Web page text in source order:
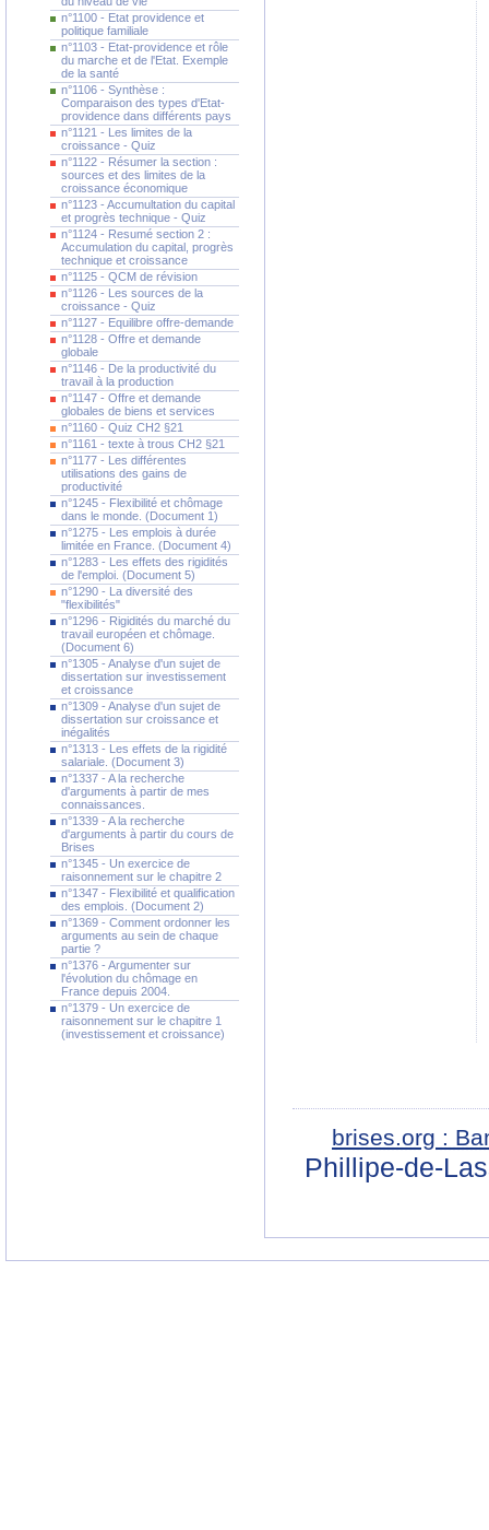
n°1100 - Etat providence et
politique familiale
n°1103 - Etat-providence et rôle
du marche et de l'Etat. Exemple
de la santé
n°1106 - Synthèse :
Comparaison des types d'Etat-
providence dans différents pays
n°1121 - Les limites de la
croissance - Quiz
n°1122 - Résumer la section :
sources et des limites de la
croissance économique
n°1123 - Accumultation du capital
et progrès technique - Quiz
n°1124 - Resumé section 2 :
Accumulation du capital, progrès
technique et croissance
n°1125 - QCM de révision
n°1126 - Les sources de la
croissance - Quiz
n°1127 - Equilibre offre-demande
n°1128 - Offre et demande
globale
n°1146 - De la productivité du
travail à la production
n°1147 - Offre et demande
globales de biens et services
n°1160 - Quiz CH2 §21
n°1161 - texte à trous CH2 §21
n°1177 - Les différentes
utilisations des gains de
productivité
n°1245 - Flexibilité et chômage
dans le monde. (Document 1)
n°1275 - Les emplois à durée
limitée en France. (Document 4)
n°1283 - Les effets des rigidités
de l'emploi. (Document 5)
n°1290 - La diversité des
"flexibilités"
n°1296 - Rigidités du marché du
travail européen et chômage.
(Document 6)
n°1305 - Analyse d'un sujet de
dissertation sur investissement
et croissance
n°1309 - Analyse d'un sujet de
dissertation sur croissance et
inégalités
n°1313 - Les effets de la rigidité
salariale. (Document 3)
n°1337 - A la recherche
d'arguments à partir de mes
connaissances.
n°1339 - A la recherche
d'arguments à partir du cours de
Brises
n°1345 - Un exercice de
raisonnement sur le chapitre 2
n°1347 - Flexibilité et qualification
des emplois. (Document 2)
n°1369 - Comment ordonner les
arguments au sein de chaque
partie ?
n°1376 - Argumenter sur
l'évolution du chômage en
France depuis 2004.
n°1379 - Un exercice de
raisonnement sur le chapitre 1
(investissement et croissance)
brises.org :
Phillipe-de-